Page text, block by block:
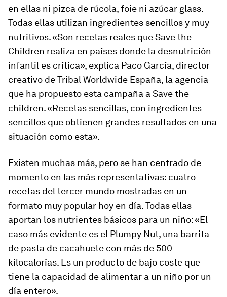
en ellas ni pizca de rúcola, foie ni azúcar glass.
Todas ellas utilizan ingredientes sencillos y muy
nutritivos. «Son recetas reales que Save the
Children realiza en países donde la desnutrición
infantil es crítica», explica Paco García, director
creativo de Tribal Worldwide España, la agencia
que ha propuesto esta campaña a Save the
children. «Recetas sencillas, con ingredientes
sencillos que obtienen grandes resultados en una
situación como esta».
Existen muchas más, pero se han centrado de
momento en las más representativas: cuatro
recetas del tercer mundo mostradas en un
formato muy popular hoy en día. Todas ellas
aportan los nutrientes básicos para un niño: «El
caso más evidente es el Plumpy Nut, una barrita
de pasta de cacahuete con más de 500
kilocalorías. Es un producto de bajo coste que
tiene la capacidad de alimentar a un niño por un
día entero».